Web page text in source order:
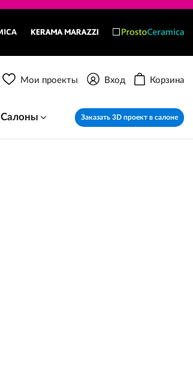
Мои проекты Вход Корзина
Салоны Заказать 3D проект в салоне